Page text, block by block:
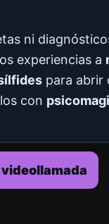
ni
experiencias a
para abrir
con